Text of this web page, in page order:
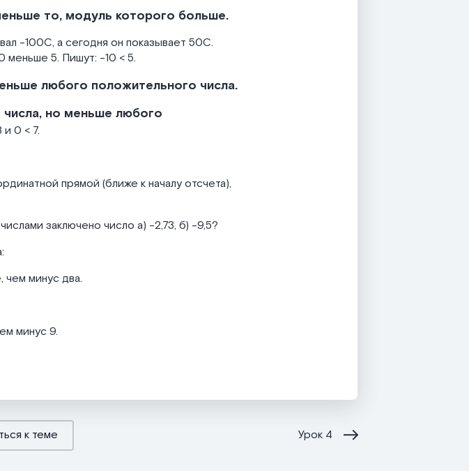
то, модуль которого больше.
-100С, а сегодня он показывает 50С.
меньше 5. Пишут: -10 < 5.
любого положительного числа.
но меньше любого
0 < 7.
прямой (ближе к началу отсчета),
заключено число а) -2,73, б) -9,5?
чем минус два.
минус 9.
к теме Урок 4